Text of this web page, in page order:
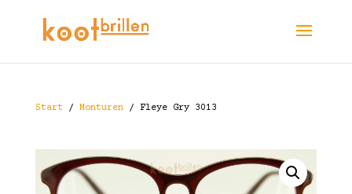
Start/ Monturen/ Fleye Gry 3013